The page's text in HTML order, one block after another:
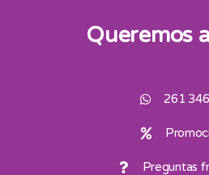
Queremos
261
Preguntas